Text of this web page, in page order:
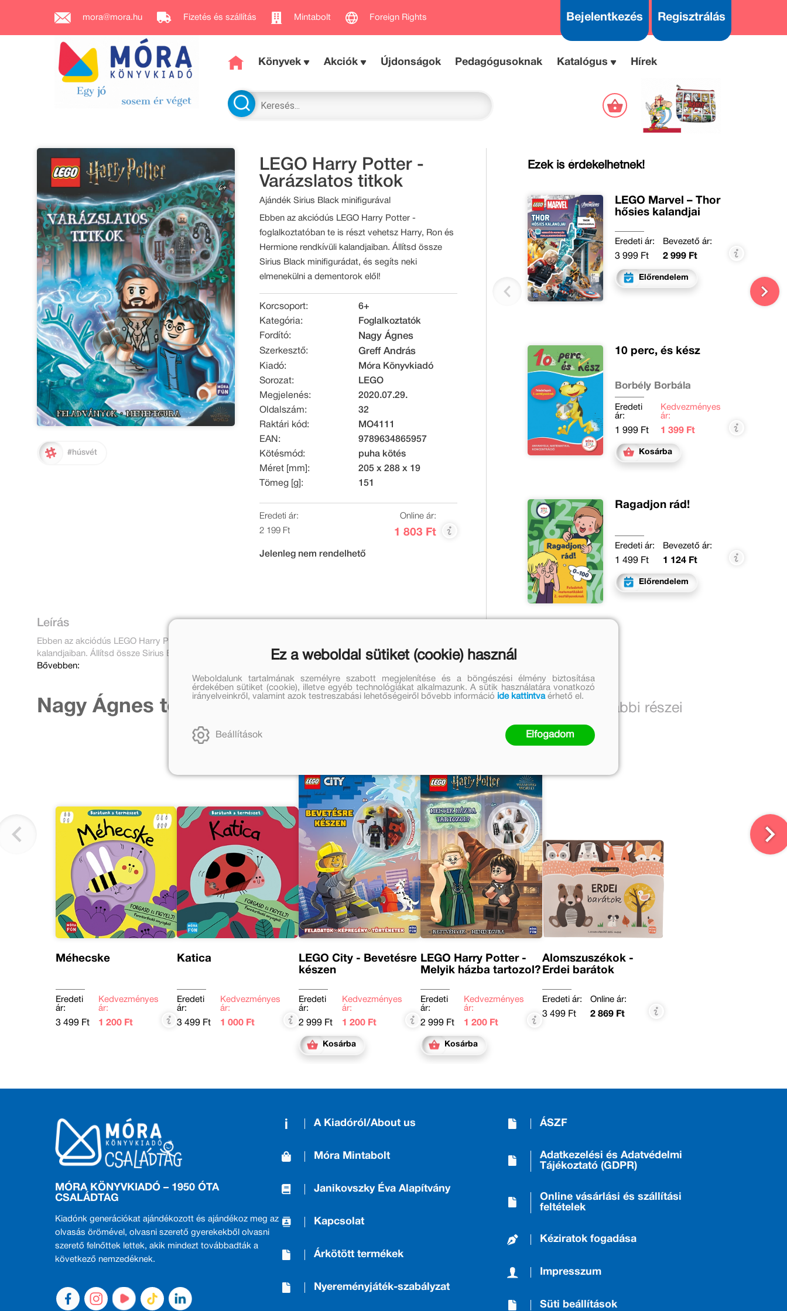
mora@mora.hu Fizetés és szállítás Mintabolt Foreign Rights Bejelentkezés Regisztrálás
Könyvek Akciók Újdonságok Pedagógusoknak Katalógus Hírek
#húsvét
LEGO Harry Potter -
Varázslatos titkok
Ajándék Sirius Black minifigurával
Ebben az akciódús LEGO Harry Potter -
foglalkoztatóban te is részt vehetsz Harry, Ron és
Hermione rendkívüli kalandjaiban. Állítsd össze
Sirius Black minifigurádat, és segíts neki
elmenekülni a dementorok elől!
Korcsoport:
6+
Kategória:
Foglalkoztatók
Fordító:
Nagy Ágnes
Szerkesztő: Greff András
Kiadó:
Móra Könyvkiadó
Sorozat:
LEGO
Megjelenés:
2020.07.29.
Oldalszám:
32
Raktári kód:
MO4111
EAN:
9789634865957
Kötésmód:
puha kötés
Méret [mm]:
205 x 288 x 19
Tömeg [g]:
151
Eredeti ár:
2 199 Ft
Online ár:
1 803 Ft
Jelenleg nem rendelhető
Leírás
Ebben az akciódús LEGO Harry Potter -foglalkoztatóban te is részt vehetsz Harry, Ron és Hermione rendkívüli
kalandjaiban. Állítsd össze Sirius Black minifigurádat, és segíts neki elmenekülni a dementorok elől!
Bővebben:
Ezek is érdekelhetnek!
LEGO Marvel – Thor
hősies kalandjai
Eredeti ár:
3 999 Ft
Bevezető ár:
2 999 Ft
Előrendelem
10 perc, és kész
Borbély Borbála
Eredeti
ár:
1 999 Ft
Kedvezményes
ár:
1 399 Ft
Kosárba
Ragadjon rád!
Eredeti ár:
1 499 Ft
Bevezető ár:
1 124 Ft
Előrendelem
Nagy Ágnes további művei A sorozat további részei
Méhecske
Eredeti
ár:
3 499 Ft
Kedvezményes
ár:
1 200 Ft
Katica
Eredeti
ár:
3 499 Ft
Kedvezményes
ár:
1 000 Ft
LEGO City - Bevetésre
készen
Eredeti
ár:
2 999 Ft
Kedvezményes
ár:
1 200 Ft
Kosárba
LEGO Harry Potter -
Melyik házba tartozol?
Eredeti
ár:
2 999 Ft
Kedvezményes
ár:
1 200 Ft
Kosárba
Álomszuszékok -
Erdei barátok
Eredeti ár:
3 499 Ft
Online ár:
2 869 Ft
MÓRA KÖNYVKIADÓ – 1950 ÓTA
CSALÁDTAG
Kiadónk generációkat ajándékozott és ajándékoz meg az
olvasás örömével, olvasni szerető gyerekekből olvasni
szerető felnőttek lettek, akik mindezt továbbadták a
következő nemzedéknek.
A Kiadóról/About us
Móra Mintabolt
Janikovszky Éva Alapítvány
Kapcsolat
Árkötött termékek
Nyereményjáték-szabályzat
ÁSZF
Adatkezelési és Adatvédelmi
Tájékoztató (GDPR)
Online vásárlási és szállítási
feltételek
Kéziratok fogadása
Impresszum
Süti beállítások
Ez a weboldal sütiket (cookie) használ
Weboldalunk tartalmának személyre szabott megjelenítése és a böngészési élmény biztosítása
érdekében sütiket (cookie), illetve egyéb technológiákat alkalmazunk. A sütik használatára vonatkozó
irányelveinkről, valamint azok testreszabási lehetőségeiről bővebb információ ide kattintvaérhető el.
Beállítások Elfogadom